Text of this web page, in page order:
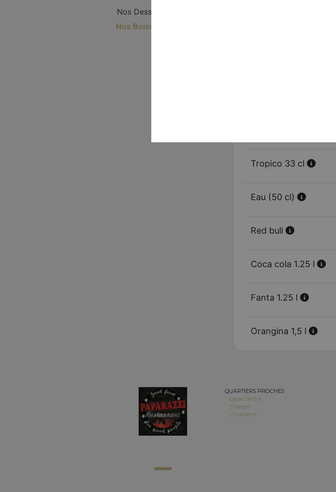
Nos Desserts
Nos Boissons
Tropico 33 cl
Eau (50 cl)
Red bull
Coca cola 1.25 l
Fanta 1.25 l
Orangina 1,5 l
QUARTIERS PROCHES
Laval Centre
Changé
L'Huisserie